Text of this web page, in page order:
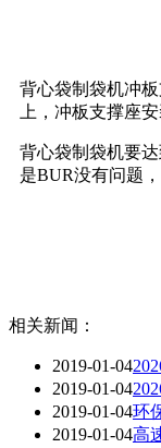
背心袋制袋机冲
上，冲板支撑座
背心袋制袋机要
是BUR没有问题
相关新闻：
2019-01-04
2019-01-04
2019-01-04环
2019-01-04高